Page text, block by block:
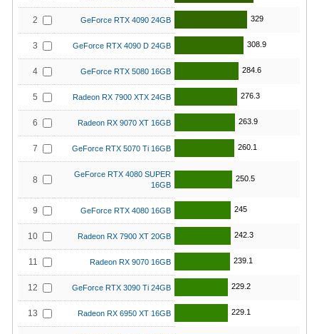
2 GeForce RTX 4090 24GB 329
3 GeForce RTX 4090 D 24GB 308.9
4 GeForce RTX 5080 16GB 284.6
5 Radeon RX 7900 XTX 24GB 276.3
6 Radeon RX 9070 XT 16GB 263.9
7 GeForce RTX 5070 Ti 16GB 260.1
8
GeForce RTX 4080 SUPER
16GB
250.5
9 GeForce RTX 4080 16GB 245
10 Radeon RX 7900 XT 20GB 242.3
11 Radeon RX 9070 16GB 239.1
12 GeForce RTX 3090 Ti 24GB 229.2
13 Radeon RX 6950 XT 16GB 229.1